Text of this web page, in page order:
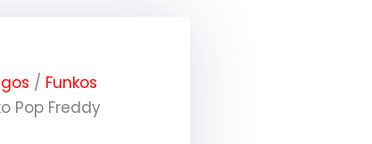
/ Funkos
Pop Freddy